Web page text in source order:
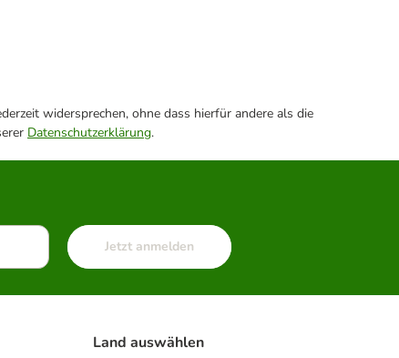
widersprechen, ohne dass hierfür andere als die
Datenschutzerklärung.
Jetzt anmelden
Land auswählen